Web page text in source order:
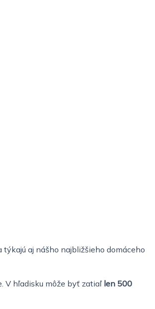
aj nášho najbližšieho domáceho
V hľadisku môže byť zatiaľ len 500